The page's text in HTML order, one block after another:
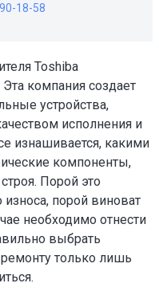
18-58
Toshiba
компания создает
устройства,
исполнения и
изнашивается, какими
компоненты,
Порой это
износа, порой виноват
необходимо отнести
выбрать
ремонту только лишь